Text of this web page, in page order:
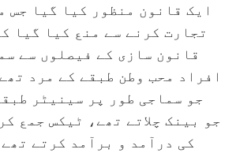
ایک قانون منظور کیا گیا جس
تجارت کرنے سے منع کیا گیا
قانون سازی کے فیصلوں سے
جو سماجی طور پر سینیٹر
جو بینک چلاتے تھے، ٹیکس جمع
کی درآمد و برآمد کرتے